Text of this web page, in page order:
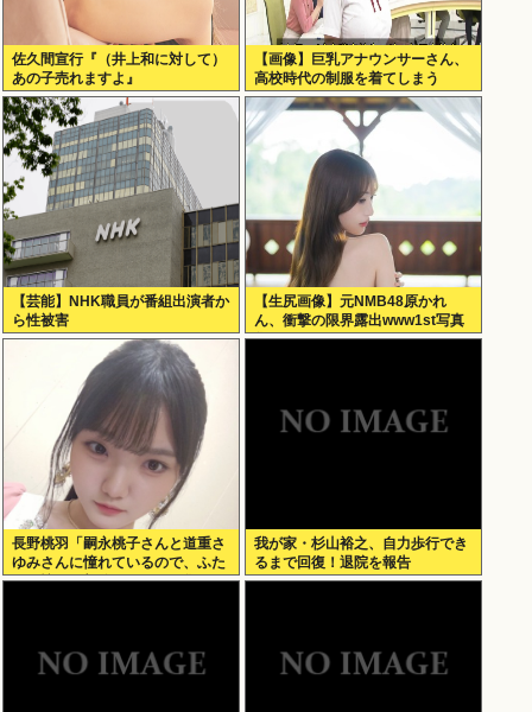
佐久間宣行『（井上和に対して）
あの子売れますよ』
【画像】巨乳アナウンサーさん、
高校時代の制服を着てしまう
【芸能】NHK職員が番組出演者か
ら性被害
【生尻画像】元NMB48原かれ
ん、衝撃の限界露出www1st写真
集でパールTバックのランジェリ
長野桃羽「嗣永桃子さんと道重さ
ゆみさんに憧れているので、ふた
りの憧れの部分をぎゅっと集めた
我が家・杉山裕之、自力歩行でき
るまで回復！退院を報告